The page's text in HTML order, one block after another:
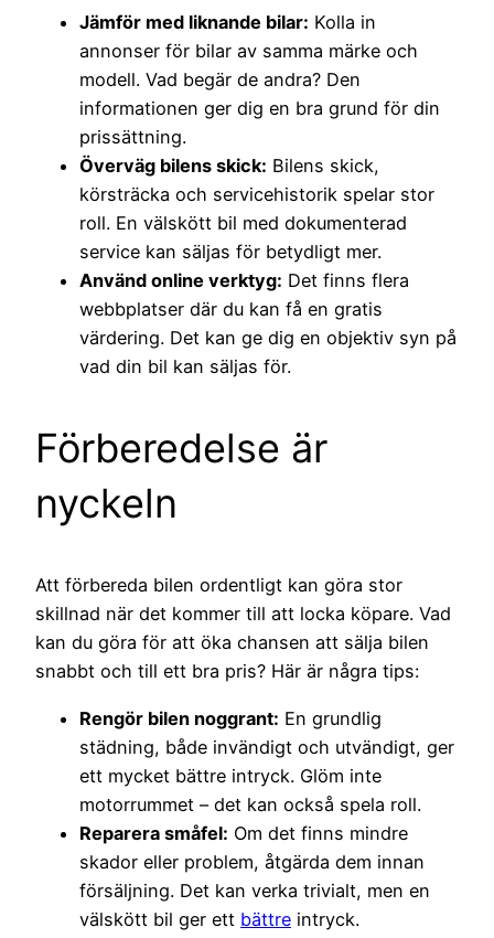
Jämför med liknande bilar: Kolla in
annonser för bilar av samma märke och
modell. Vad begär de andra? Den
informationen ger dig en bra grund för din
prissättning.
Överväg bilens skick: Bilens skick,
körsträcka och servicehistorik spelar stor
roll. En välskött bil med dokumenterad
service kan säljas för betydligt mer.
Använd online verktyg: Det finns flera
webbplatser där du kan få en gratis
värdering. Det kan ge dig en objektiv syn på
vad din bil kan säljas för.
Förberedelse är
nyckeln
Att förbereda bilen ordentligt kan göra stor
skillnad när det kommer till att locka köpare. Vad
kan du göra för att öka chansen att sälja bilen
snabbt och till ett bra pris? Här är några tips:
Rengör bilen noggrant: En grundlig
städning, både invändigt och utvändigt, ger
ett mycket bättre intryck. Glöm inte
motorrummet – det kan också spela roll.
Reparera småfel: Om det finns mindre
skador eller problem, åtgärda dem innan
försäljning. Det kan verka trivialt, men en
välskött bil ger ett bättre intryck.